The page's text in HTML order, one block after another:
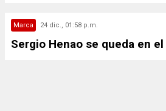
Marca 24 dic., 01:58 p.m.
Sergio Henao se queda en